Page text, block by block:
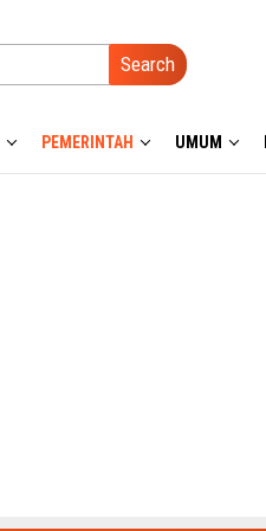
Search
PEMERINTAH UMUM